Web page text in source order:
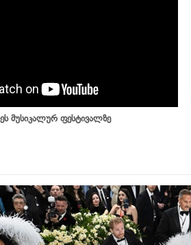
მუსიკალურ ფესტივალზე